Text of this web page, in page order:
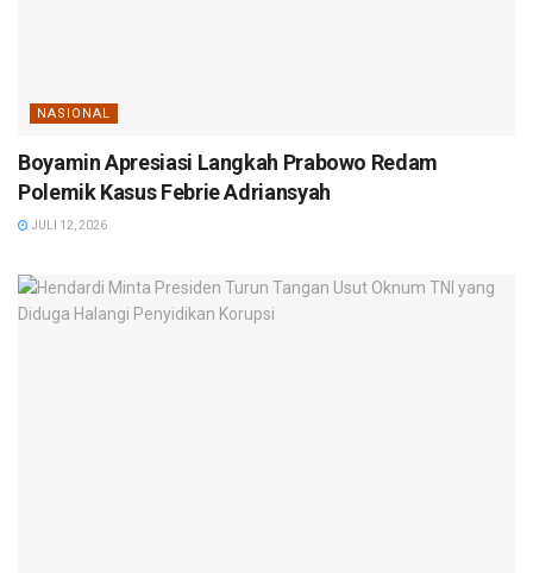
NASIONAL
Boyamin Apresiasi Langkah Prabowo Redam
Polemik Kasus Febrie Adriansyah
JULI 12, 2026